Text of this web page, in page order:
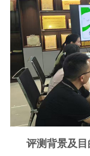
评测背景及目